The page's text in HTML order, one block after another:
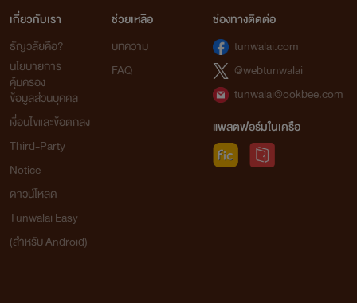
เกี่ยวกับเรา
ธัญวลัยคือ?
นโยบายการ
คุ้มครอง
ข้อมูลส่วนบุคคล
เงื่อนไขและข้อตกลง
Third-Party
Notice
ดาวน์โหลด
Tunwalai Easy
(สำหรับ Android)
ช่วยเหลือ
บทความ
FAQ
ช่องทางติดต่อ
tunwalai.com
@webtunwalai
tunwalai@ookbee.com
แพลตฟอร์มในเครือ